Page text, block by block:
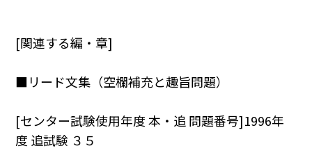
[関連する編・章]
■リード文集（空欄補充と趣旨問題）
[センター試験使用年度 本・追 問題番号]1996年
度 追試験 ３５